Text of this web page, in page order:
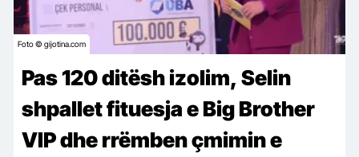
Foto © gijotina.com
Pas 120 ditësh izolim, Selin
shpallet fituesja e Big Brother
VIP dhe rrëmben çmimin e